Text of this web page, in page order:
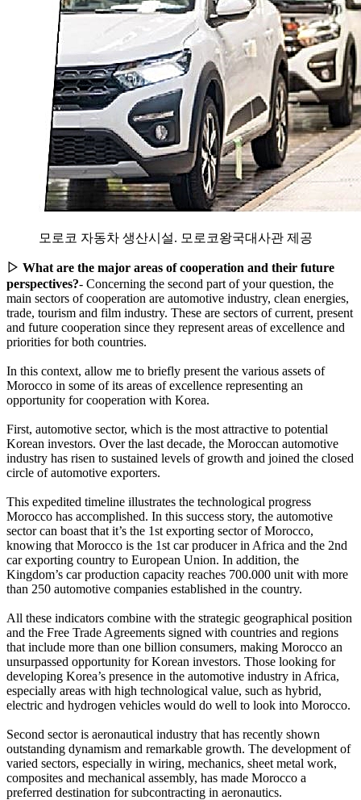
모로코 자동차 생산시설. 모로코왕국대사관 제공
▷ What are the major areas of cooperation and their future
perspectives?- Concerning the second part of your question, the
main sectors of cooperation are automotive industry, clean energies,
trade, tourism and film industry. These are sectors of current, present
and future cooperation since they represent areas of excellence and
priorities for both countries.
In this context, allow me to briefly present the various assets of
Morocco in some of its areas of excellence representing an
opportunity for cooperation with Korea.
First, automotive sector, which is the most attractive to potential
Korean investors. Over the last decade, the Moroccan automotive
industry has risen to sustained levels of growth and joined the closed
circle of automotive exporters.
This expedited timeline illustrates the technological progress
Morocco has accomplished. In this success story, the automotive
sector can boast that it’s the 1st exporting sector of Morocco,
knowing that Morocco is the 1st car producer in Africa and the 2nd
car exporting country to European Union. In addition, the
Kingdom’s car production capacity reaches 700.000 unit with more
than 250 automotive companies established in the country.
All these indicators combine with the strategic geographical position
and the Free Trade Agreements signed with countries and regions
that include more than one billion consumers, making Morocco an
unsurpassed opportunity for Korean investors. Those looking for
developing Korea’s presence in the automotive industry in Africa,
especially areas with high technological value, such as hybrid,
electric and hydrogen vehicles would do well to look into Morocco.
Second sector is aeronautical industry that has recently shown
outstanding dynamism and remarkable growth. The development of
varied sectors, especially in wiring, mechanics, sheet metal work,
composites and mechanical assembly, has made Morocco a
preferred destination for subcontracting in aeronautics.